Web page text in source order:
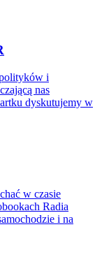
i
nas
dyskutujemy w
w czasie
Radia
i na